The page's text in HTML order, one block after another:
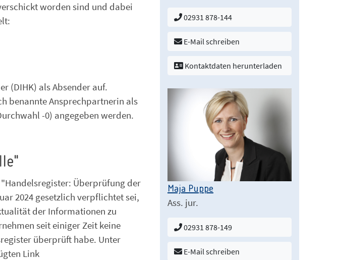
worden sind und dabei
(DIHK) als Absender auf.
benannte Ansprechpartnerin als
-0) angegeben werden.
Überprüfung der
2024 gesetzlich verpflichtet sei,
der Informationen zu
seit einiger Zeit keine
überprüft habe. Unter
Link
02931 878-144
E-Mail schreiben
Kontaktdaten herunterladen
Maja Puppe
Ass. jur.
02931 878-149
E-Mail schreiben